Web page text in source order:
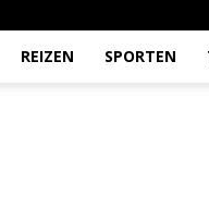
REIZEN SPORTEN